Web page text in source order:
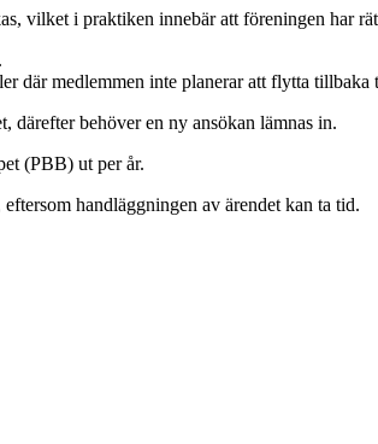
vilket i praktiken innebär att föreningen har
där medlemmen inte planerar att flytta tillbaka
därefter behöver en ny ansökan lämnas in.
(PBB) ut per år.
handläggningen av ärendet kan ta tid.